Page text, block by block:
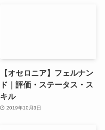
【オセロニア】フェルナン
ド｜評価・ステータス・ス
キル
2019年10月3日